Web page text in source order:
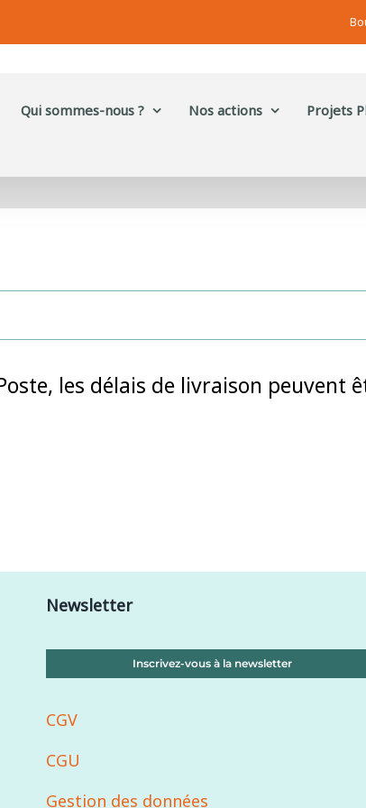
Qui sommes-nous ? Nos actions Projets
les délais de livraison
Newsletter
Inscrivez-vous à la newsletter
CGV
CGU
Gestion des données